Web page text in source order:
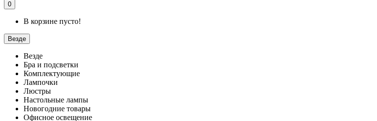
0
В корзине пусто!
Везде
Везде
Бра и подсветки
Комплектующие
Лампочки
Люстры
Настольные лампы
Новогодние товары
Офисное освещение